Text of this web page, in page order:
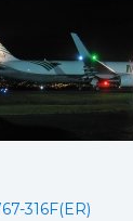
316F(ER)